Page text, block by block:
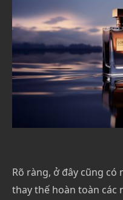
Rõ ràng, ở đây cũng có
thay thế hoàn toàn các